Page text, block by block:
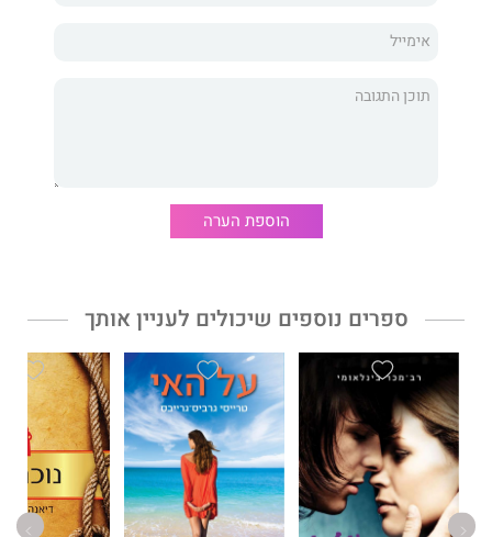
ואינטליגנטי.
הוא רומן
הביכורים שלה, סיפור אהבה מודרני ונועז על המסע של אישה אחת
בדרך למצוא את עצמה בתוך מערכת יחסים עוצמתית.
"סיפור אהבה מרענן. גיבורה מיוחדת במינה."
"עונג צרוף. תקראו ותתמוגגו!"
דיילי מייל
הוספת הערה
ספרים נוספים שיכולים לעניין אותך